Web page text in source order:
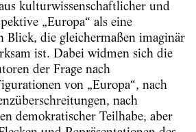
kulturwissenschaftlicher und
„Europa“ als eine
Blick, die gleichermaßen imaginär
ist. Dabei widmen sich die
der Frage nach
von „Europa“, nach
nach
demokratischer Teilhabe, aber